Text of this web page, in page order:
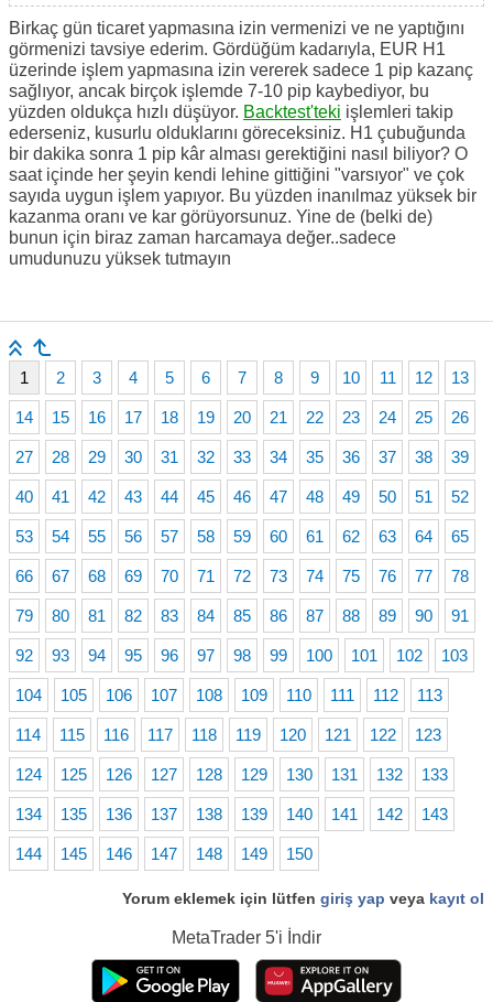
Birkaç gün ticaret yapmasına izin vermenizi ve ne yaptığını
görmenizi tavsiye ederim. Gördüğüm kadarıyla, EUR H1
üzerinde işlem yapmasına izin vererek sadece 1 pip kazanç
sağlıyor, ancak birçok işlemde 7-10 pip kaybediyor, bu
yüzden oldukça hızlı düşüyor. Backtest'teki işlemleri takip
ederseniz, kusurlu olduklarını göreceksiniz. H1 çubuğunda
bir dakika sonra 1 pip kâr alması gerektiğini nasıl biliyor? O
saat içinde her şeyin kendi lehine gittiğini "varsıyor" ve çok
sayıda uygun işlem yapıyor. Bu yüzden inanılmaz yüksek bir
kazanma oranı ve kar görüyorsunuz. Yine de (belki de)
bunun için biraz zaman harcamaya değer..sadece
umudunuzu yüksek tutmayın
1 2 3 4 5 6 7 8 9 10 11 12 13
14 15 16 17 18 19 20 21 22 23 24 25 26
27 28 29 30 31 32 33 34 35 36 37 38 39
40 41 42 43 44 45 46 47 48 49 50 51 52
53 54 55 56 57 58 59 60 61 62 63 64 65
66 67 68 69 70 71 72 73 74 75 76 77 78
79 80 81 82 83 84 85 86 87 88 89 90 91
92 93 94 95 96 97 98 99 100 101 102 103
104 105 106 107 108 109 110 111 112 113
114 115 116 117 118 119 120 121 122 123
124 125 126 127 128 129 130 131 132 133
134 135 136 137 138 139 140 141 142 143
144 145 146 147 148 149 150
Yorum eklemek için lütfen giriş yap veya kayıt ol
MetaTrader 5'i İndir